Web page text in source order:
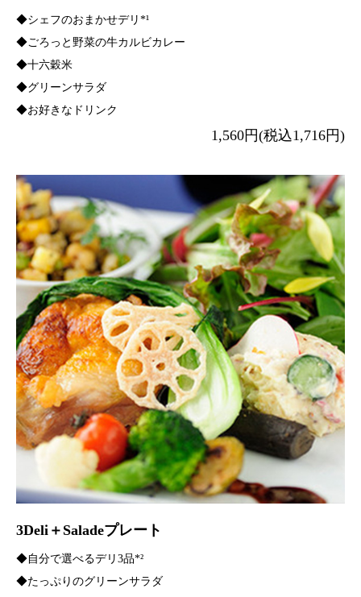
◆シェフのおまかせデリ*¹
◆ごろっと野菜の牛カルビカレー
◆十六穀米
◆グリーンサラダ
◆お好きなドリンク
1,560円(税込1,716円)
3Deli＋Saladeプレート
◆自分で選べるデリ3品*²
◆たっぷりのグリーンサラダ